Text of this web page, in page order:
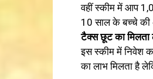
वहीं स्कीम में आप
10 साल के बच्चे
टैक्स छूट का मिलता
इस स्कीम में निवेश
का लाभ मिलता है